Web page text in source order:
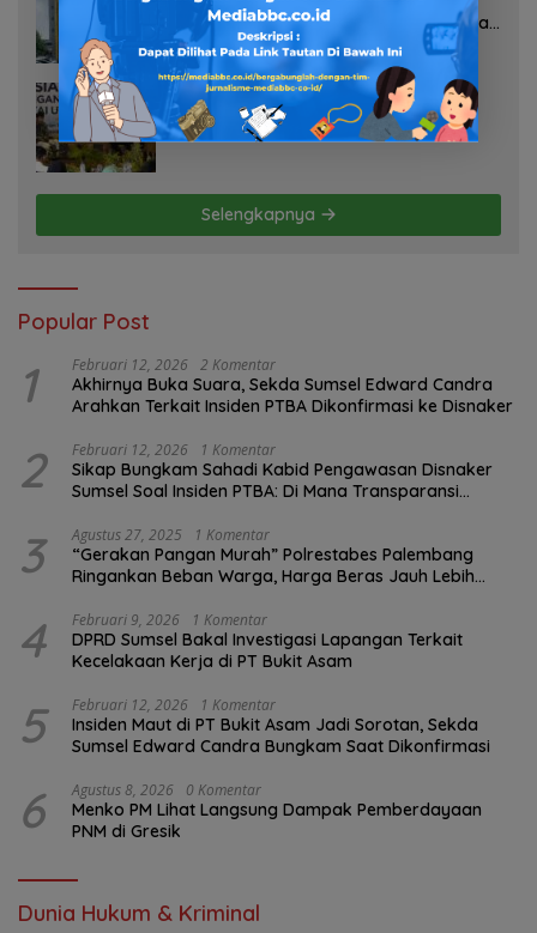
Sanksi P2TL PLN Dipertanyakan, Upaya
Konfirmasi GM PLN UID S2JB Terkesan
Tutup Mata
Agustus 7, 2026
Selamatkan Lahan Pertanian Brebes
dari Banjir, Kemendagri Dorong
Selengkapnya
Popular Post
1 Februari 12, 2026 2 Komentar
Akhirnya Buka Suara, Sekda Sumsel Edward Candra
Arahkan Terkait Insiden PTBA Dikonfirmasi ke Disnaker
2 Februari 12, 2026 1 Komentar
Sikap Bungkam Sahadi Kabid Pengawasan Disnaker
Sumsel Soal Insiden PTBA: Di Mana Transparansi
3 Agustus 27, 2025 1 Komentar
“Gerakan Pangan Murah” Polrestabes Palembang
Ringankan Beban Warga, Harga Beras Jauh Lebih
4 Februari 9, 2026 1 Komentar
DPRD Sumsel Bakal Investigasi Lapangan Terkait
Kecelakaan Kerja di PT Bukit Asam
5 Februari 12, 2026 1 Komentar
Insiden Maut di PT Bukit Asam Jadi Sorotan, Sekda
Sumsel Edward Candra Bungkam Saat Dikonfirmasi
6 Agustus 8, 2026 0 Komentar
Menko PM Lihat Langsung Dampak Pemberdayaan
PNM di Gresik
Dunia Hukum & Kriminal